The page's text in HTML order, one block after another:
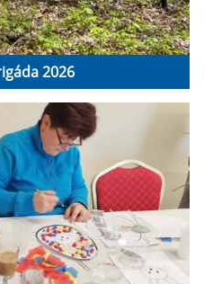
2026